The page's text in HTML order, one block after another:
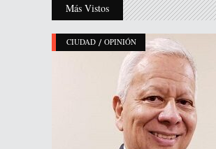
Más Vistos
CIUDAD / OPINIÓN